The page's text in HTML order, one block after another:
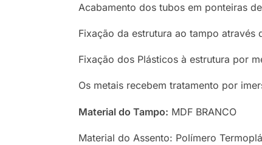
Acabamento dos tubos em ponteiras
Fixação da estrutura ao tampo
Fixação dos Plásticos à estrutura por
Os metais recebem tratamento por
Material do Tampo: MDF BRANCO
Material do Assento: Polímero